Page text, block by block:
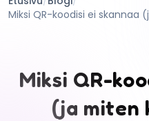
Hinnat
Dokumentaatio
Ohje
Miksi QR-
(ja miten